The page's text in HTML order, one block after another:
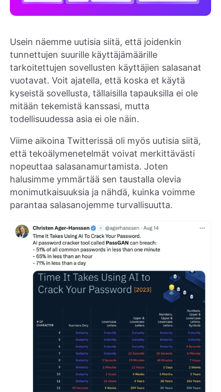
Usein näemme uutisia siitä, että joidenkin
tunnettujen suurille käyttäjämäärille
tarkoitettujen sovellusten käyttäjien salasanat
vuotavat. Voit ajatella, että koska et käytä
kyseistä sovellusta, tällaisilla tapauksilla ei ole
mitään tekemistä kanssasi, mutta
todellisuudessa asia ei ole näin.
Viime aikoina Twitterissä oli myös uutisia siitä,
että tekoälymenetelmät voivat merkittävästi
nopeuttaa salasanamurtamista. Joten
halusimme ymmärtää sen taustalla olevia
monimutkaisuuksia ja nähdä, kuinka voimme
parantaa salasanojemme turvallisuutta.